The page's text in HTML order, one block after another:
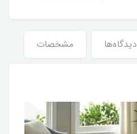
دیدگاه‌ها مشخصات